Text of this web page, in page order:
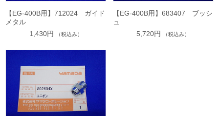
【EG-400B用】712024 ガイド
メタル
1,430円
（税込み）
【EG-400B用】683407 ブッシ
ュ
5,720円
（税込み）